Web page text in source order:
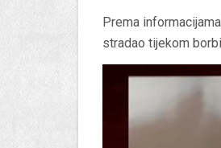
Prema
stradao tijekom